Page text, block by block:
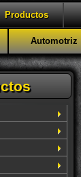
Productos
Automotriz